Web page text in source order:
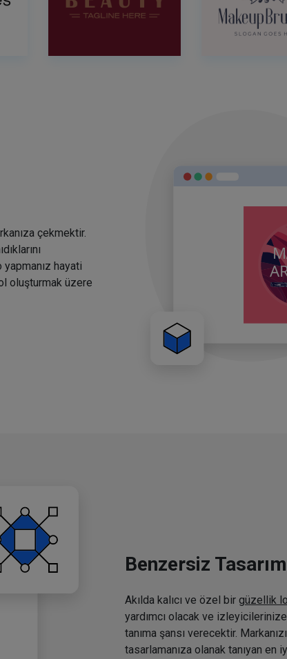
çekmektir.
yapmanız hayati
oluşturmak üzere
Benzersiz
Akılda kalıcı ve özel bir güzellik
yardımcı olacak ve
tanıma şansı verecektir.
tasarlamanıza olanak tanıyan en